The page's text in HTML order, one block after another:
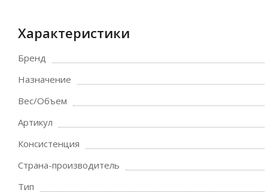
Характеристики
Бренд
Назначение
Вес/Объем
Артикул
Консистенция
Страна-производитель
Тип